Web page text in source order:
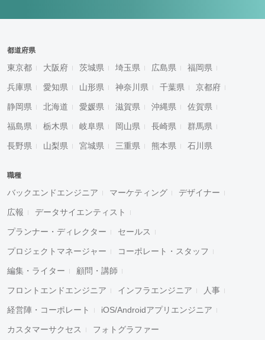
都道府県
東京都 大阪府 茨城県 埼玉県 広島県 福岡県
兵庫県 愛知県 山形県 神奈川県 千葉県 京都府
静岡県 北海道 愛媛県 滋賀県 沖縄県 佐賀県
福島県 栃木県 岐阜県 岡山県 長崎県 群馬県
長野県 山梨県 宮城県 三重県 熊本県 石川県
職種
バックエンドエンジニア マーケティング デザイナー
広報 データサイエンティスト
プランナー・ディレクター セールス
プロジェクトマネージャー コーポレート・スタッフ
編集・ライター 顧問・講師
フロントエンドエンジニア インフラエンジニア 人事
経営陣・コーポレート iOS/Androidアプリエンジニア
カスタマーサクセス フォトグラファー